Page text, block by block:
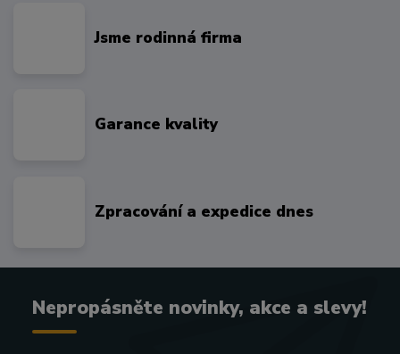
Jsme rodinná firma
Garance kvality
Zpracování a expedice dnes
Nepropásněte novinky, akce a slevy!